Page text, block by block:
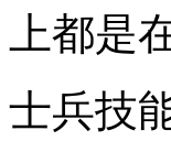
上都是
士兵技